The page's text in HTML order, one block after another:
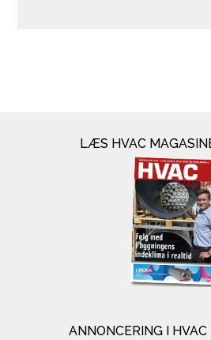
LÆS HVAC
ANNONCERING I